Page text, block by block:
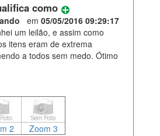
como
em 05/05/2016 09:29:17
um leilão, e assim como
itens eram de extrema
a todos sem medo. Ótimo
2 Zoom 3